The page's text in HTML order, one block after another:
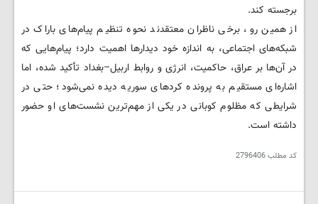
برجسته کند.
از همین رو، برخی ناظران معتقدند نحوه تنظیم پیام‌های باراک در
شبکه‌های اجتماعی، به اندازه خود دیدارها اهمیت دارد؛ پیام‌هایی که
در آن‌ها بر عراق، حاکمیت، انرژی و روابط اربیل–بغداد تأکید شده، اما
اشاره‌ای مستقیم به پرونده کردهای سوریه دیده نمی‌شود؛ حتی در
شرایطی که مظلوم کوبانی در یکی از مهم‌ترین نشست‌های او حضور
داشته است.
کد مطلب2796406